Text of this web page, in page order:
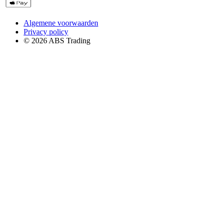
Algemene voorwaarden
Privacy policy
© 2026 ABS Trading